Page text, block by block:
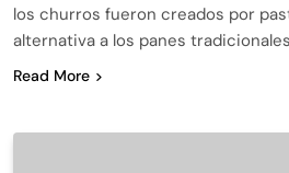
los churros fueron creados por
alternativa a los panes
Read More